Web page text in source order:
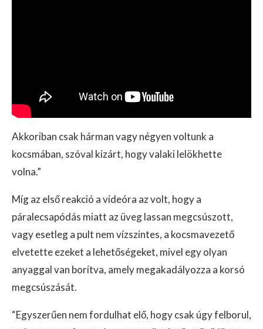
Akkoriban csak hárman vagy négyen voltunk a
kocsmában, szóval kizárt, hogy valaki lelökhette
volna.”
Míg az első reakció a videóra az volt, hogy a
páralecsapódás miatt az üveg lassan megcsúszott,
vagy esetleg a pult nem vízszintes, a kocsmavezető
elvetette ezeket a lehetőségeket, mivel egy olyan
anyaggal van borítva, amely megakadályozza a korsó
megcsúszását.
“Egyszerűen nem fordulhat elő, hogy csak úgy felborul,